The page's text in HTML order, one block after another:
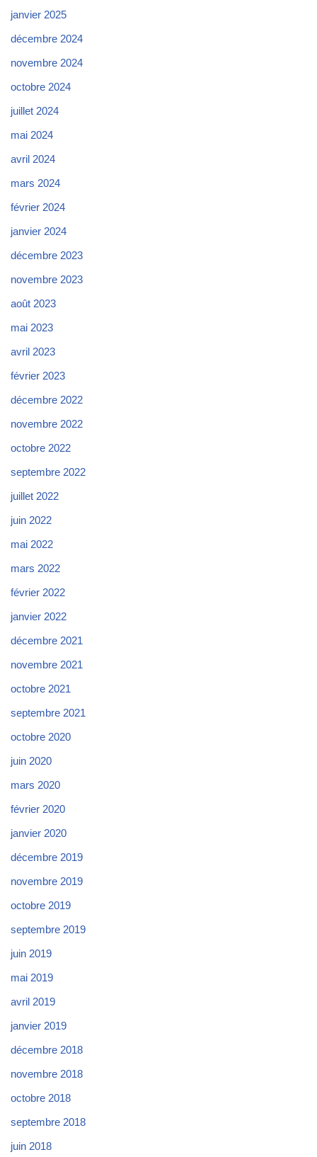
janvier 2025
décembre 2024
novembre 2024
octobre 2024
juillet 2024
mai 2024
avril 2024
mars 2024
février 2024
janvier 2024
décembre 2023
novembre 2023
août 2023
mai 2023
avril 2023
février 2023
décembre 2022
novembre 2022
octobre 2022
septembre 2022
juillet 2022
juin 2022
mai 2022
mars 2022
février 2022
janvier 2022
décembre 2021
novembre 2021
octobre 2021
septembre 2021
octobre 2020
juin 2020
mars 2020
février 2020
janvier 2020
décembre 2019
novembre 2019
octobre 2019
septembre 2019
juin 2019
mai 2019
avril 2019
janvier 2019
décembre 2018
novembre 2018
octobre 2018
septembre 2018
juin 2018